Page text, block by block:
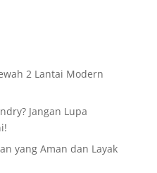
2 Lantai Modern
Jangan Lupa
yang Aman dan Layak